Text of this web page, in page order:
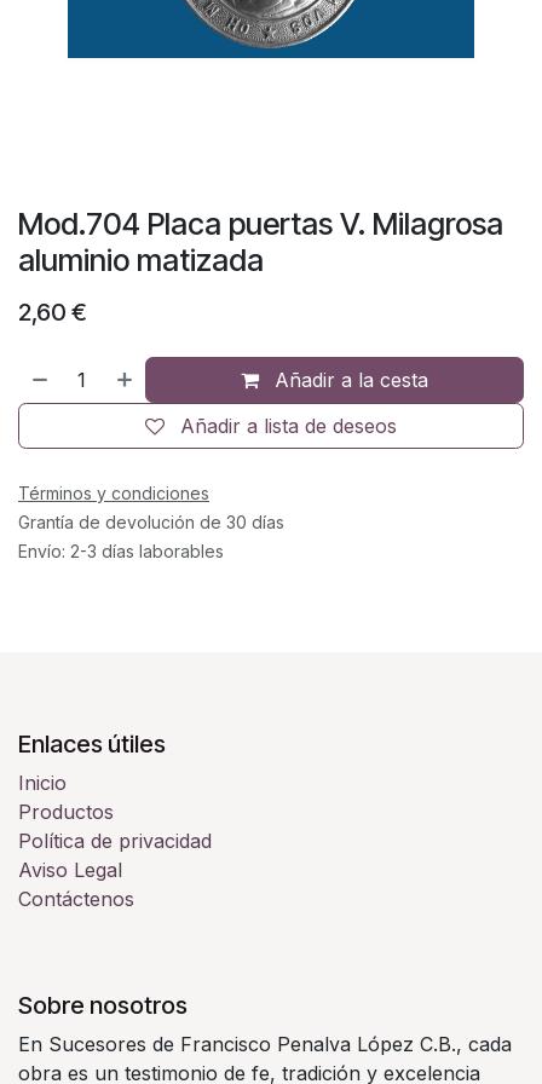
Mod.704 Placa puertas V. Milagrosa
aluminio matizada
2,60 €
Añadir a la cesta
Añadir a lista de deseos
Términos y condiciones
Grantía de devolución de 30 días
Envío: 2-3 días laborables
Enlaces útiles
Inicio
Productos
Política de privacidad
Aviso Legal
Contáctenos
Sobre nosotros
En Sucesores de Francisco Penalva López C.B., cada
obra es un testimonio de fe, tradición y excelencia